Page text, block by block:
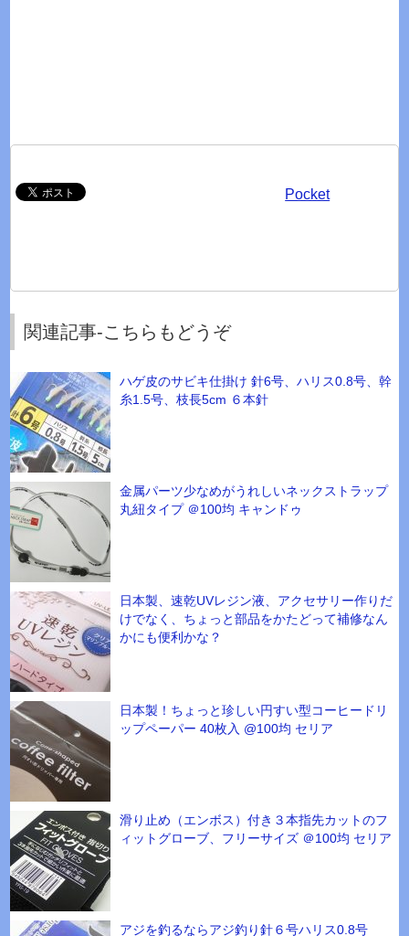
Pocket
関連記事-こちらもどうぞ
ハゲ皮のサビキ仕掛け 針6号、ハリス0.8号、幹
糸1.5号、枝長5cm ６本針
金属パーツ少なめがうれしいネックストラップ
丸紐タイプ ＠100均 キャンドゥ
日本製、速乾UVレジン液、アクセサリー作りだ
けでなく、ちょっと部品をかたどって補修なん
かにも便利かな？
日本製！ちょっと珍しい円すい型コーヒードリ
ップペーパー 40枚入 @100均 セリア
滑り止め（エンボス）付き３本指先カットのフ
ィットグローブ、フリーサイズ ＠100均 セリア
アジを釣るならアジ釣り針６号ハリス0.8号